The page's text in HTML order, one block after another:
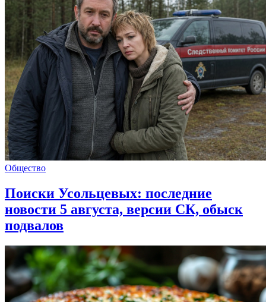
Общество
Поиски Усольцевых: последние
новости 5 августа, версии СК, обыск
подвалов